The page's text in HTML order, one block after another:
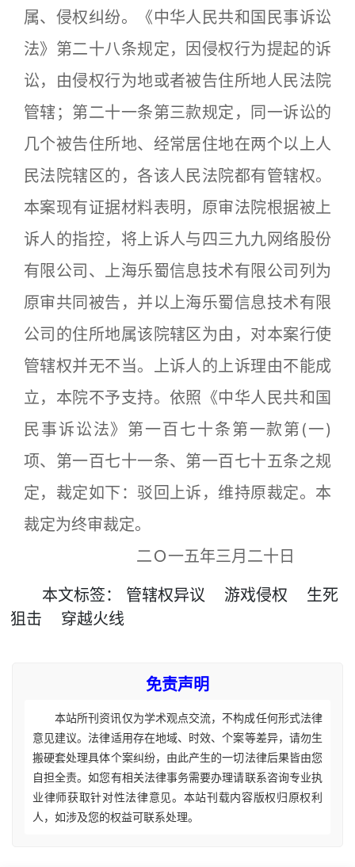
属、侵权纠纷。《中华人民共和国民事诉讼
法》第二十八条规定，因侵权行为提起的诉
讼，由侵权行为地或者被告住所地人民法院
管辖；第二十一条第三款规定，同一诉讼的
几个被告住所地、经常居住地在两个以上人
民法院辖区的，各该人民法院都有管辖权。
本案现有证据材料表明，原审法院根据被上
诉人的指控，将上诉人与四三九九网络股份
有限公司、上海乐蜀信息技术有限公司列为
原审共同被告，并以上海乐蜀信息技术有限
公司的住所地属该院辖区为由，对本案行使
管辖权并无不当。上诉人的上诉理由不能成
立，本院不予支持。依照《中华人民共和国
民事诉讼法》第一百七十条第一款第(一)
项、第一百七十一条、第一百七十五条之规
定，裁定如下：驳回上诉，维持原裁定。本
裁定为终审裁定。
二Ｏ一五年三月二十日
本文标签： 管辖权异议 游戏侵权
生死
狙击
穿越火线
免责声明
本站所刊资讯仅为学术观点交流，不构成任何形式法律
意见建议。法律适用存在地域、时效、个案等差异，请勿生
搬硬套处理具体个案纠纷，由此产生的一切法律后果皆由您
自担全责。如您有相关法律事务需要办理请联系咨询专业执
业律师获取针对性法律意见。本站刊载内容版权归原权利
人，如涉及您的权益可联系处理。